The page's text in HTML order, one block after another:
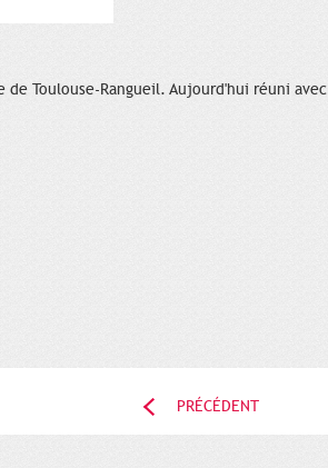
Toulouse-Rangueil. Aujourd'hui réuni avec
PRÉCÉDENT